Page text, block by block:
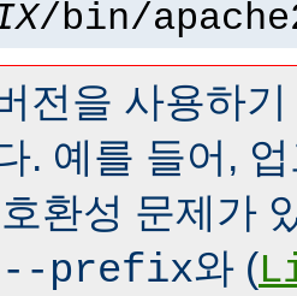
/bin/
전을 사용하
. 예를 들어,
환성 문제가
--prefix와 (